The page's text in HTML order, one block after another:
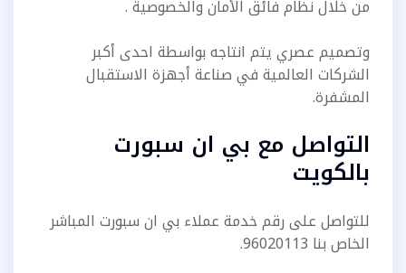
من خلال نظام فائق الأمان والخصوصية .
وتصميم عصري يتم انتاجه بواسطة احدى أكبر
الشركات العالمية في صناعة أجهزة الاستقبال
المشفرة.
التواصل مع بي ان سبورت
بالكويت
للتواصل على رقم خدمة عملاء بي ان سبورت المباشر
الخاص بنا 96020113.